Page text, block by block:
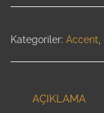
Kategoriler: Accent
AÇIKLAMA